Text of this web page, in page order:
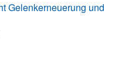
Gelenkerneuerung und